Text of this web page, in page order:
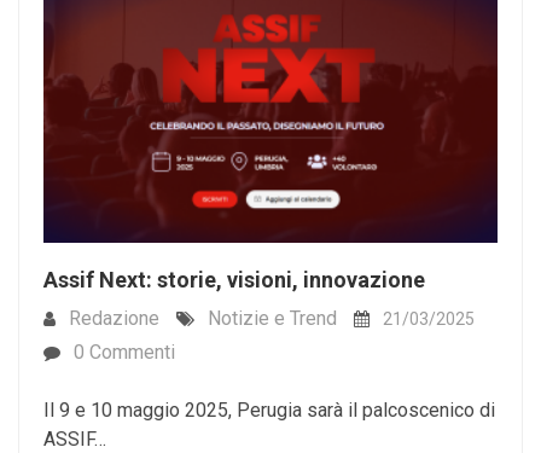
Assif Next: storie, visioni, innovazione
Redazione Notizie e Trend 21/03/2025
0 Commenti
Il 9 e 10 maggio 2025, Perugia sarà il palcoscenico di
ASSIF…